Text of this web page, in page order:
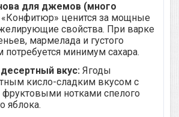
для джемов (много
«Конфитюр» ценится за мощные
свойства. При варке
мармелада и густого
минимум сахара.
вкус: Ягоды
кисло-сладким вкусом с
нотками спелого
яблока.